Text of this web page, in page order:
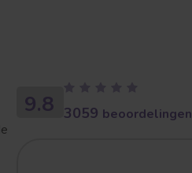
9.8 3059 beoordelingen